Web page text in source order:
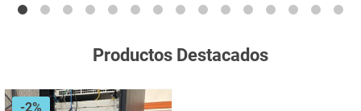
Productos Destacados
-2%